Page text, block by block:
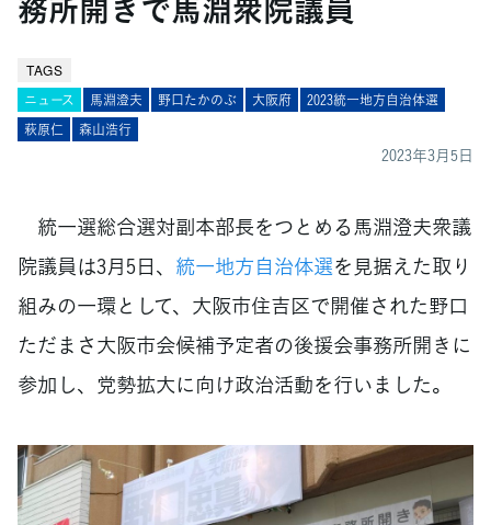
務所開きで馬淵衆院議員
TAGS
ニュース 馬淵澄夫 野口たかのぶ 大阪府
2023統一地方自治体選
萩原仁
森山浩行
2023年3月5日
統一選総合選対副本部長をつとめる馬淵澄夫衆議
院議員は3月5日、 統一地方自治体選を見据えた取り
組みの一環として、大阪市住吉区で開催された野口
ただまさ大阪市会候補予定者の後援会事務所開きに
参加し、党勢拡大に向け政治活動を行いました。